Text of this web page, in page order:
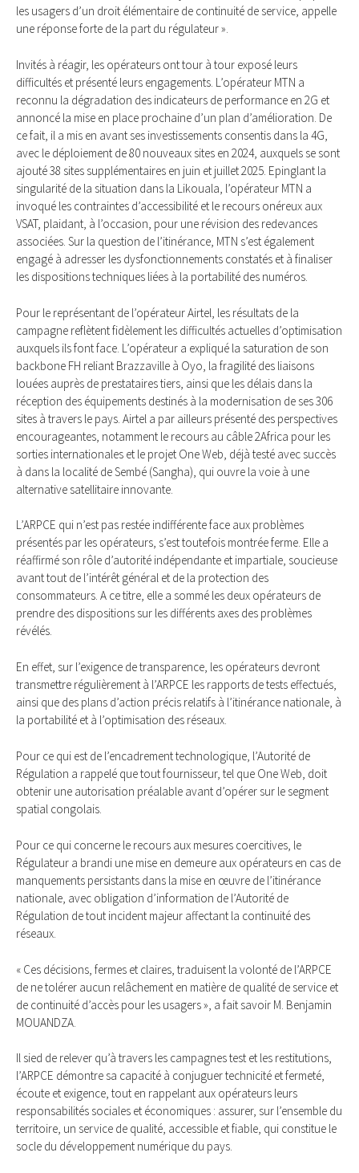
les usagers d’un droit élémentaire de continuité de service, appelle
une réponse forte de la part du régulateur ».
Invités à réagir, les opérateurs ont tour à tour exposé leurs
difficultés et présenté leurs engagements. L’opérateur MTN a
reconnu la dégradation des indicateurs de performance en 2G et
annoncé la mise en place prochaine d’un plan d’amélioration. De
ce fait, il a mis en avant ses investissements consentis dans la 4G,
avec le déploiement de 80 nouveaux sites en 2024, auxquels se sont
ajouté 38 sites supplémentaires en juin et juillet 2025. Epinglant la
singularité de la situation dans la Likouala, l’opérateur MTN a
invoqué les contraintes d’accessibilité et le recours onéreux aux
VSAT, plaidant, à l’occasion, pour une révision des redevances
associées. Sur la question de l’itinérance, MTN s’est également
engagé à adresser les dysfonctionnements constatés et à finaliser
les dispositions techniques liées à la portabilité des numéros.
Pour le représentant de l’opérateur Airtel, les résultats de la
campagne reflètent fidèlement les difficultés actuelles d’optimisation
auxquels ils font face. L’opérateur a expliqué la saturation de son
backbone FH reliant Brazzaville à Oyo, la fragilité des liaisons
louées auprès de prestataires tiers, ainsi que les délais dans la
réception des équipements destinés à la modernisation de ses 306
sites à travers le pays. Airtel a par ailleurs présenté des perspectives
encourageantes, notamment le recours au câble 2Africa pour les
sorties internationales et le projet One Web, déjà testé avec succès
à dans la localité de Sembé (Sangha), qui ouvre la voie à une
alternative satellitaire innovante.
L’ARPCE qui n’est pas restée indifférente face aux problèmes
présentés par les opérateurs, s’est toutefois montrée ferme. Elle a
réaffirmé son rôle d’autorité indépendante et impartiale, soucieuse
avant tout de l’intérêt général et de la protection des
consommateurs. A ce titre, elle a sommé les deux opérateurs de
prendre des dispositions sur les différents axes des problèmes
révélés.
En effet, sur l’exigence de transparence, les opérateurs devront
transmettre régulièrement à l’ARPCE les rapports de tests effectués,
ainsi que des plans d’action précis relatifs à l’itinérance nationale, à
la portabilité et à l’optimisation des réseaux.
Pour ce qui est de l’encadrement technologique, l’Autorité de
Régulation a rappelé que tout fournisseur, tel que One Web, doit
obtenir une autorisation préalable avant d’opérer sur le segment
spatial congolais.
Pour ce qui concerne le recours aux mesures coercitives, le
Régulateur a brandi une mise en demeure aux opérateurs en cas de
manquements persistants dans la mise en œuvre de l’itinérance
nationale, avec obligation d’information de l’Autorité de
Régulation de tout incident majeur affectant la continuité des
réseaux.
« Ces décisions, fermes et claires, traduisent la volonté de l’ARPCE
de ne tolérer aucun relâchement en matière de qualité de service et
de continuité d’accès pour les usagers », a fait savoir M. Benjamin
MOUANDZA.
Il sied de relever qu’à travers les campagnes test et les restitutions,
l’ARPCE démontre sa capacité à conjuguer technicité et fermeté,
écoute et exigence, tout en rappelant aux opérateurs leurs
responsabilités sociales et économiques : assurer, sur l’ensemble du
territoire, un service de qualité, accessible et fiable, qui constitue le
socle du développement numérique du pays.